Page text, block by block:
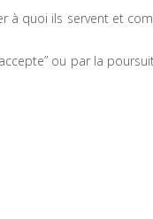
à quoi ils servent et
ou par la